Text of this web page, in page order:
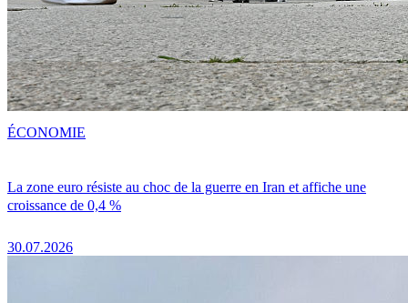
La zone euro résiste au choc de la guerre en Iran et affiche une
croissance de 0,4 %
30.07.2026
ÉCONOMIE